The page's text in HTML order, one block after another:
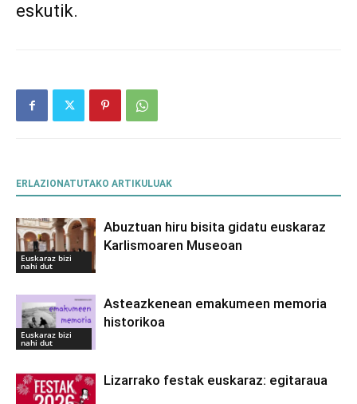
eskutik.
ERLAZIONATUTAKO ARTIKULUAK
Euskaraz bizi
nahi dut
Abuztuan hiru bisita gidatu euskaraz
Karlismoaren Museoan
Euskaraz bizi
nahi dut
Asteazkenean emakumeen memoria
historikoa
Lizarrako festak euskaraz: egitaraua